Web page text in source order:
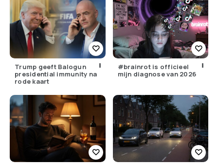
Trump geeft Balogun
presidential immunity na
rode kaart
#brainrot is officieel
mijn diagnose van 2026